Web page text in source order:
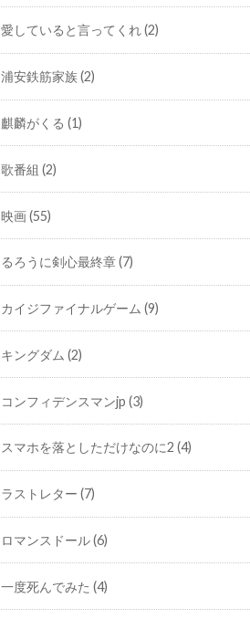
愛していると言ってくれ(2)
浦安鉄筋家族(2)
麒麟がくる(1)
歌番組(2)
映画(55)
るろうに剣心最終章(7)
カイジファイナルゲーム(9)
キングダム(2)
コンフィデンスマンjp(3)
スマホを落としただけなのに2(4)
ラストレター(7)
ロマンスドール(6)
一度死んでみた(4)